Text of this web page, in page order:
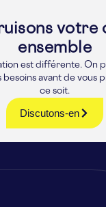
votre
ensemble
est différente. On
avant de vous
ce soit.
Discutons-en